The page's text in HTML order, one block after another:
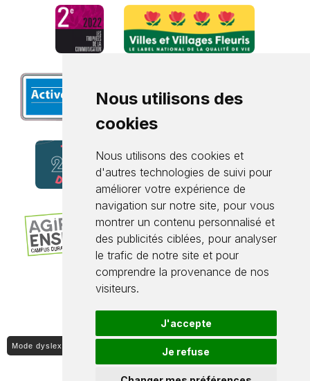
Nous utilisons des
cookies
Nous utilisons des cookies et
d'autres technologies de suivi pour
améliorer votre expérience de
navigation sur notre site, pour vous
montrer un contenu personnalisé et
des publicités ciblées, pour analyser
le trafic de notre site et pour
comprendre la provenance de nos
visiteurs.
J'accepte
Je refuse
Mode dyslexique ON / OFF